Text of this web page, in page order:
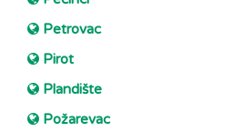
Petrovac
Pirot
Plandište
Požarevac